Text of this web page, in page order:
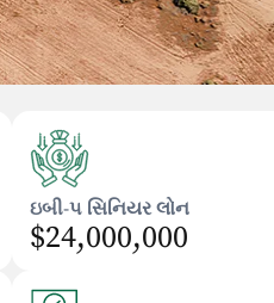
ઇબી-૫ સિનિયર લોન
$24,000,000